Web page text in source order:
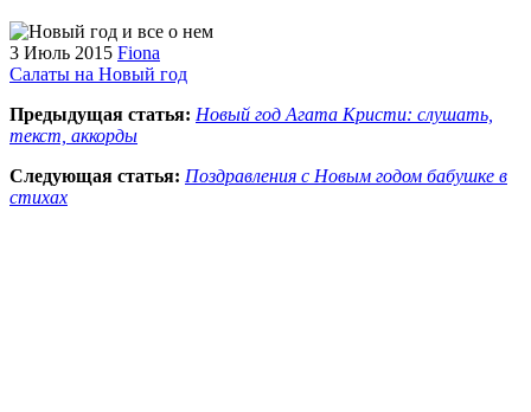
3 Июль 2015 Fiona
Салаты на Новый год
Предыдущая статья: Новый год Агата Кристи: слушать,
текст, аккорды
Следующая статья: Поздравления с Новым годом бабушке в
стихах